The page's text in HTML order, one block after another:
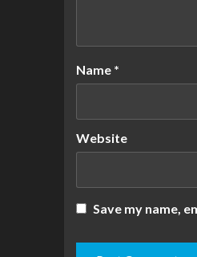
Name *
Website
Save my name,